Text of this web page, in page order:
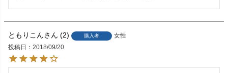
ともりこん 2 購入者
女性
投稿日
2018/09/20